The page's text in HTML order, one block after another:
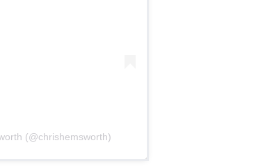
(@chrishemsworth)